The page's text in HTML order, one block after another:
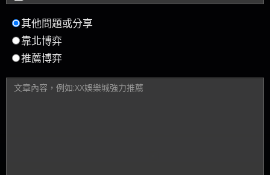
其他問題或分享
靠北博弈
推薦博弈